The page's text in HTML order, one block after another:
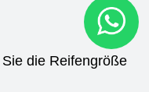
die Reifengröße